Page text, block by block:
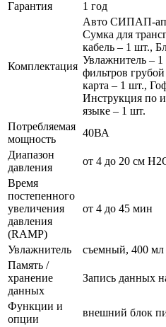
Гарантия
1 год
Комплектация
Авто СИПАП-
Сумка для
кабель – 1 шт.,
Увлажнитель –
фильтров
карта – 1 шт.,
Инструкция по
языке – 1 шт.
Потребляемая
мощность
40ВА
Диапазон
давления
от 4 до 20 см
Время
постепенного
увеличения
давления
(RAMP)
от 4 до 45 мин
Увлажнитель
съемный, 400 мл
Память /
хранение
данных
Запись данных
Функции и
опции
внешний блок